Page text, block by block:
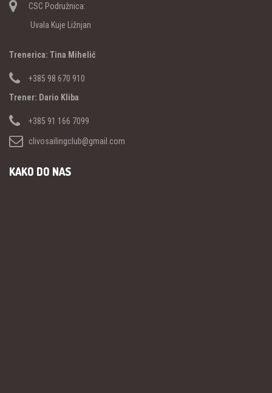
CSC Podružnica:
Uvala Kuje Ližnjan
Trenerica: Tina Mihelić
+385 98 670 910
Trener: Dario Kliba
+385 91 166 7099
clivosailingclub@gmail.com
KAKO DO NAS